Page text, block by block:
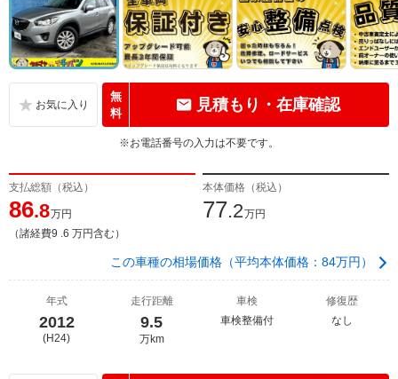
無
料
見積もり・在庫確認
※お電話番号の入力は不要です。
支払総額（税込）
86.8万円
（諸経費9 .6 万円含む）
本体価格（税込）
77.2万円
この車種の相場価格（平均本体価格：84万円）
年式
2012
(H24)
走行距離
9.5
万km
車検
車検整備付
修復歴
なし